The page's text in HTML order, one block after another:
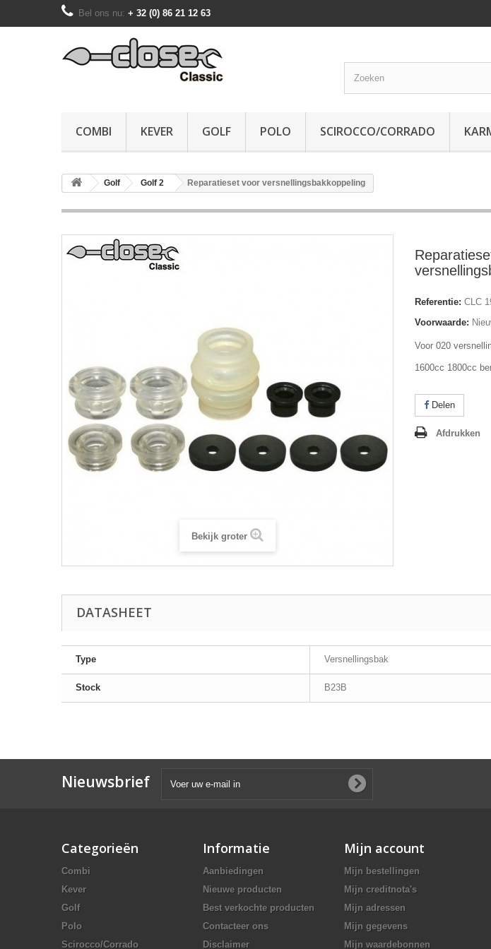
Bel ons nu: + 32 (0) 86 21 12 63
COMBI KEVER GOLF POLO SCIROCCO/CORRADO
Golf Golf 2 Reparatieset voor versnellingsbakkoppeling
Bekijk groter
Referentie: CLC
Voorwaarde:
Voor 020
1600cc 1800cc
Delen
Afdrukken
DATASHEET
Type Versnellingsbak
Stock B23B
Nieuwsbrief
Categorieën
Combi
Kever
Golf
Polo
Scirocco/Corrado
Informatie
Aanbiedingen
Nieuwe producten
Best verkochte producten
Contacteer ons
Disclaimer
Mijn account
Mijn bestellingen
Mijn creditnota's
Mijn adressen
Mijn gegevens
Mijn waardebonnen